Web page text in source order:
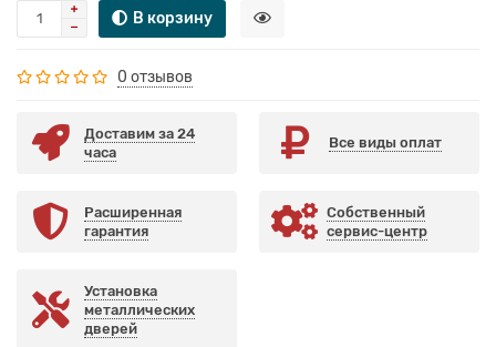
В корзину
0 отзывов
Доставим за 24
часа
Все виды оплат
Расширенная
гарантия
Собственный
сервис-центр
Установка
металлических
дверей